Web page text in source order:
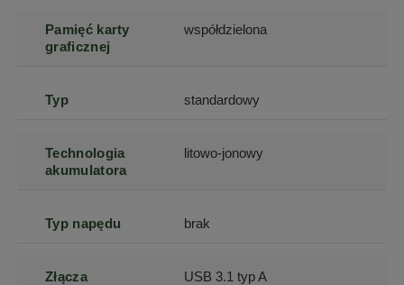
Pamięć karty
graficznej
współdzielona
Typ standardowy
Technologia
akumulatora
litowo-jonowy
Typ napędu brak
Złącza
USB 3.1 typ A